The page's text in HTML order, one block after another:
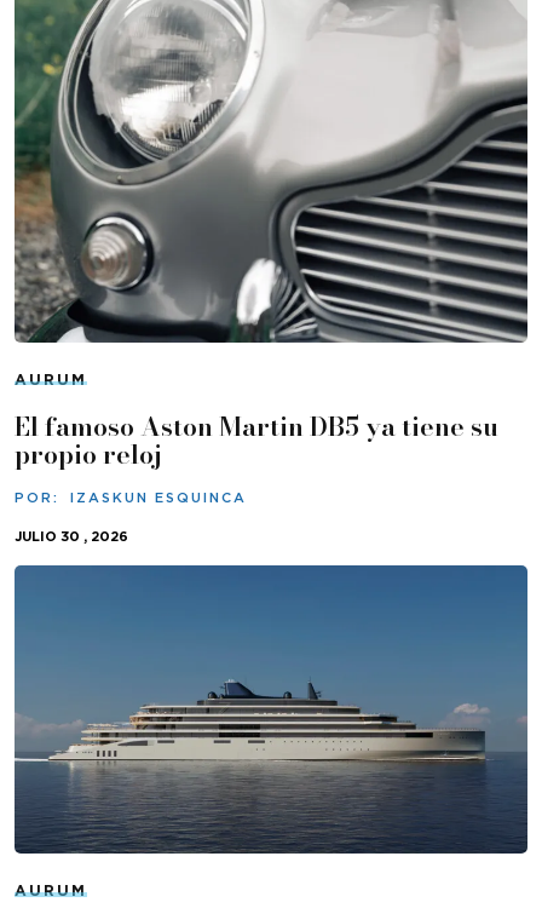
AURUM
El famoso Aston Martin DB5 ya tiene su
propio reloj
POR: IZASKUN ESQUINCA
JULIO 30 , 2026
AURUM